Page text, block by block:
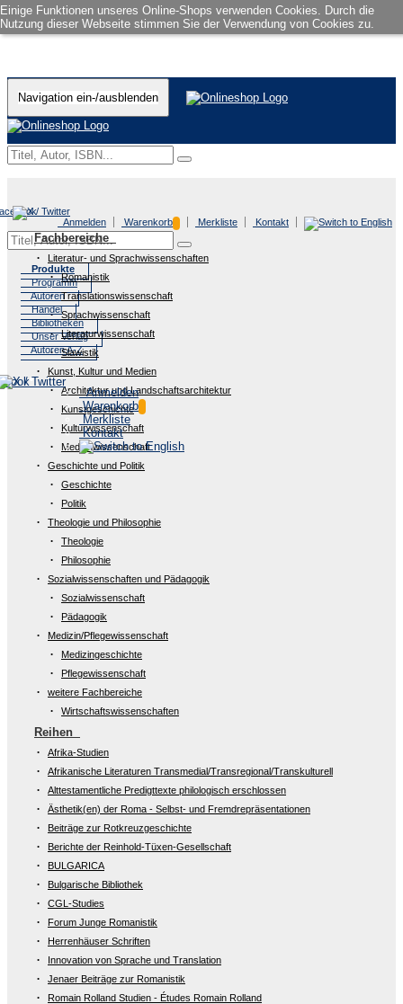
Einige Funktionen unseres Online-Shops verwenden Cookies. Durch die
Nutzung dieser Webseite stimmen Sie der Verwendung von Cookies zu.
Navigation ein-/ausblenden
Anmelden Warenkorb Merkliste Kontakt
Produkte
Programm
Autoren
Handel
Bibliotheken
Unser Verlag
Autoren A-Z
Anmelden
Warenkorb
Merkliste
Kontakt
Fachbereiche
Literatur- und Sprachwissenschaften
Romanistik
Translationswissenschaft
Sprachwissenschaft
Literaturwissenschaft
Slawistik
Kunst, Kultur und Medien
Architektur und Landschaftsarchitektur
Kunstgeschichte
Kulturwissenschaft
Medienwissenschaft
Geschichte und Politik
Geschichte
Politik
Theologie und Philosophie
Theologie
Philosophie
Sozialwissenschaften und Pädagogik
Sozialwissenschaft
Pädagogik
Medizin/Pflegewissenschaft
Medizingeschichte
Pflegewissenschaft
weitere Fachbereiche
Wirtschaftswissenschaften
Reihen
Afrika-Studien
Afrikanische Literaturen Transmedial/Transregional/Transkulturell
Alttestamentliche Predigttexte philologisch erschlossen
Ästhetik(en) der Roma - Selbst- und Fremdrepräsentationen
Beiträge zur Rotkreuzgeschichte
Berichte der Reinhold-Tüxen-Gesellschaft
BULGARICA
Bulgarische Bibliothek
CGL-Studies
Forum Junge Romanistik
Herrenhäuser Schriften
Innovation von Sprache und Translation
Jenaer Beiträge zur Romanistik
Romain Rolland Studien - Études Romain Rolland